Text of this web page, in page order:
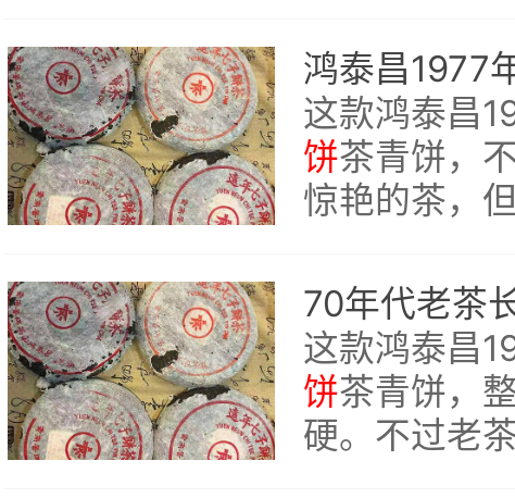
格自然也不
鸿泰昌1977
这款鸿泰昌
饼茶青饼，
惊艳的茶，
新的感受。
汤感一直稳
掉落，可见
这款鸿泰昌
饼茶青饼，
硬。不过老